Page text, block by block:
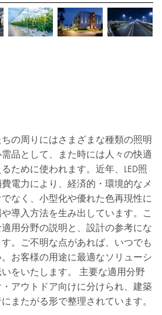
の周りにはさまざまな種類の照明
品として、また時には人々の快適
ために使われます。近年、LED照
電力により、経済的・環境的なメ
なく、小型化や優れた色再現性に
導入方法を生み出しています。こ
用分野の説明と、設計の参考にな
。ご不明な点があれば、いつでも
お客様の用途に最適なソリューシ
をいたします。 主要な適用分野
アウトドア向けに分けられ、建築
またがる形で整理されています。